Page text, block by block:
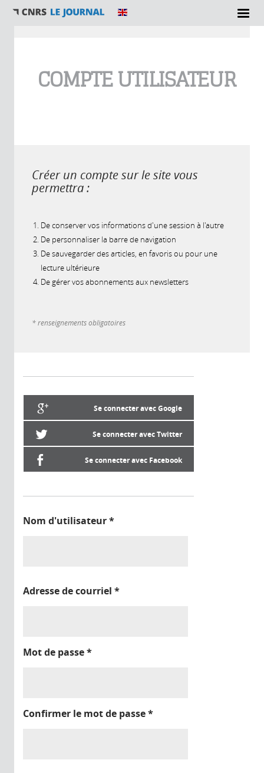
COMPTE UTILISATEUR
Créer un compte sur le site vous
permettra :
De conserver vos informations d'une session à l'autre
De personnaliser la barre de navigation
De sauvegarder des articles, en favoris ou pour une
lecture ultérieure
De gérer vos abonnements aux newsletters
* renseignements obligatoires
Se connecter avec Google
Se connecter avec Twitter
Se connecter avec Facebook
Nom d'utilisateur*
Adresse de courriel *
Mot de passe*
Confirmer le mot de passe*